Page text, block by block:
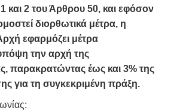
και 2 του Άρθρου 50, και εφόσον
διορθωτικά μέτρα, η
εφαρμόζει μέτρα
την αρχή της
παρακρατώντας έως και 3% της
για τη συγκεκριμένη πράξη.